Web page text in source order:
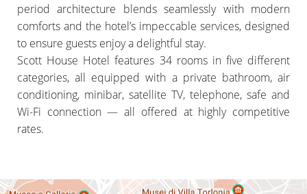
period architecture blends seamlessly with modern
comforts and the hotel’s impeccable services, designed
to ensure guests enjoy a delightful stay.
Scott House Hotel features 34 rooms in five different
categories, all equipped with a private bathroom, air
conditioning, minibar, satellite TV, telephone, safe and
Wi-Fi connection — all offered at highly competitive
rates.